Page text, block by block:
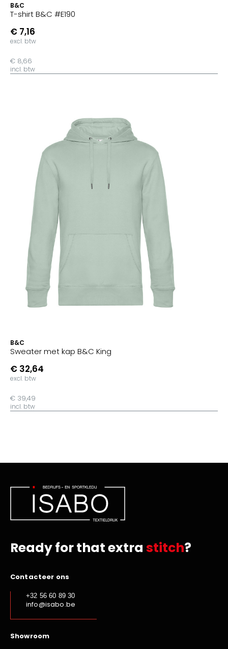
B&C
T-shirt B&C #E190
€ 7,16
excl. btw
€ 8,66
incl. btw
B&C
Sweater met kap B&C King
€ 32,64
excl. btw
€ 39,49
incl. btw
Ready for that extra stitch?
Contacteer ons
+32 56 60 89 30
info@isabo.be
Showroom